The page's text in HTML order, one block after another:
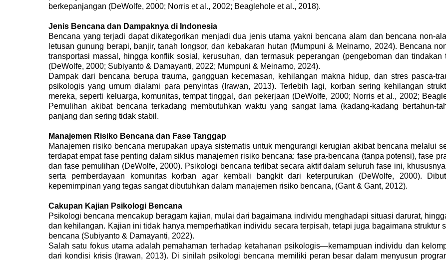
berkepanjangan (DeWolfe, 2000; Norris et al., 2002; Beaglehole et al., 2018).
Jenis Bencana dan Dampaknya di Indonesia
Bencana yang terjadi dapat dikategorikan menjadi dua jenis utama yakni bencana alam dan bencana non-
letusan gunung berapi, banjir, tanah longsor, dan kebakaran hutan (Mumpuni & Meinarno, 2024). Bencana
transportasi massal, hingga konflik sosial, kerusuhan, dan termasuk peperangan (pengeboman dan
(DeWolfe, 2000; Subiyanto & Damayanti, 2022; Mumpuni & Meinarno, 2024).
Dampak dari bencana berupa trauma, gangguan kecemasan, kehilangan makna hidup, dan stres pasca-
psikologis yang umum dialami para penyintas(Irawan, 2013). Terlebih lagi, korban sering kehilangan
mereka, seperti keluarga, komunitas, tempat tinggal, dan pekerjaan (DeWolfe, 2000; Norris et al., 2002;
Pemulihan akibat bencana terkadang membutuhkan waktu yang sangat lama (kadang-kadang bertahun-
panjang dan sering tidak stabil.
Manajemen Risiko Bencana dan Fase Tanggap
Manajemen risiko bencana merupakan upaya sistematis untuk mengurangi kerugian akibat bencana melalui
terdapat empat fase penting dalam siklus manajemen risiko bencana: fase pra-bencana (tanpa potensi), fase
dan fase pemulihan (DeWolfe, 2000). Psikologi bencana terlibat secara aktif dalam seluruh fase ini,
serta pemberdayaan komunitas korban agar kembali bangkit dari keterpurukan (DeWolfe, 2000).
kepemimpinan yang tegas sangat dibutuhkan dalam manajemen risiko bencana, (Gant & Gant, 2012).
Cakupan Kajian Psikologi Bencana
Psikologi bencana mencakup beragam kajian, mulai dari bagaimana individu menghadapi situasi darurat,
dan kehilangan. Kajian ini tidak hanya memperhatikan individu secara terpisah, tetapi juga bagaimana struktur
bencana (Subiyanto & Damayanti, 2022).
Salah satu fokus utama adalah pemahaman terhadap ketahanan psikologis—kemampuan individu dan
dari kondisi krisis(Irawan, 2013). Di sinilah psikologi bencana memiliki peran besar dalam menyusun